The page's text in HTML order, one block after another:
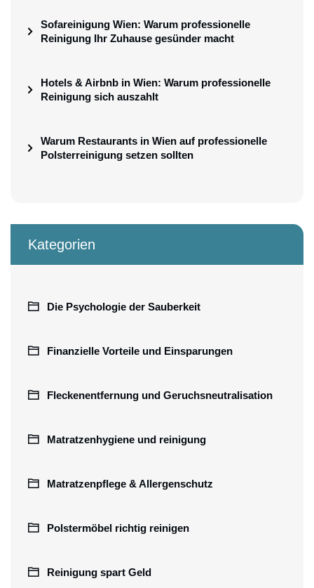
Sofareinigung Wien: Warum professionelle
Reinigung Ihr Zuhause gesünder macht
Hotels & Airbnb in Wien: Warum professionelle
Reinigung sich auszahlt
Warum Restaurants in Wien auf professionelle
Polsterreinigung setzen sollten
Kategorien
Die Psychologie der Sauberkeit
Finanzielle Vorteile und Einsparungen
Fleckenentfernung und Geruchsneutralisation
Matratzenhygiene und reinigung
Matratzenpflege & Allergenschutz
Polstermöbel richtig reinigen
Reinigung spart Geld